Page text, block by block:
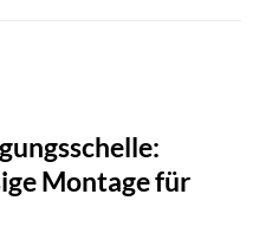
Montage für